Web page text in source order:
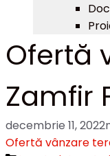
Ofertă
Zamfir
decembrie 11, 2022
Ofertă vânzare